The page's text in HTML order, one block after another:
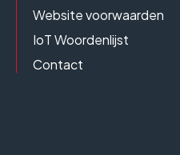
Website voorwaarden
IoT Woordenlijst
Contact